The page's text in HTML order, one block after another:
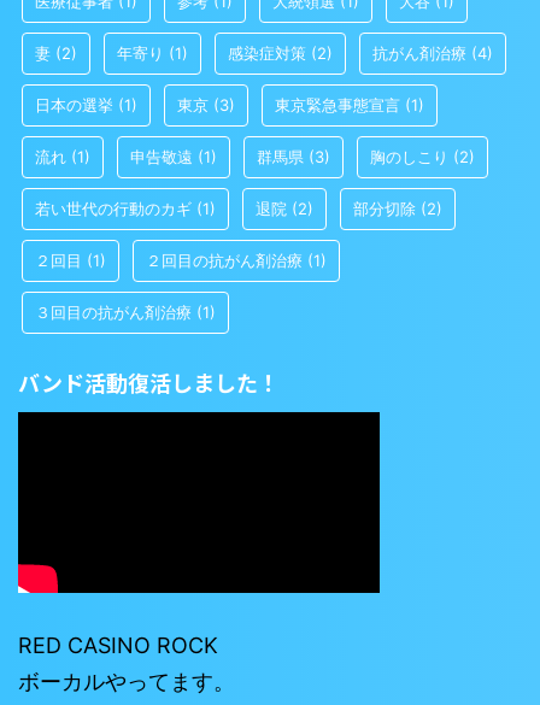
妻 (2) 年寄り (1) 感染症対策 (2) 抗がん剤治療 (4)
日本の選挙 (1) 東京 (3) 東京緊急事態宣言 (1)
流れ (1) 申告敬遠 (1) 群馬県 (3) 胸のしこり (2)
若い世代の行動のカギ (1) 退院 (2) 部分切除 (2)
２回目 (1) ２回目の抗がん剤治療 (1)
３回目の抗がん剤治療 (1)
バンド活動復活しました！
RED CASINO ROCK
ボーカルやってます。